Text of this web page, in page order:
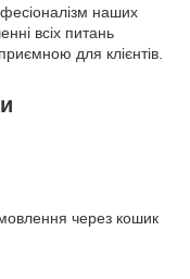
наших
всіх питань
для клієнтів.
через кошик